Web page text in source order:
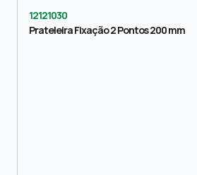
12121030
Prateleira Fixação 2 Pontos 200 mm